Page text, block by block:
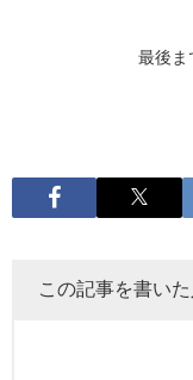
最後ま
この記事を書いた